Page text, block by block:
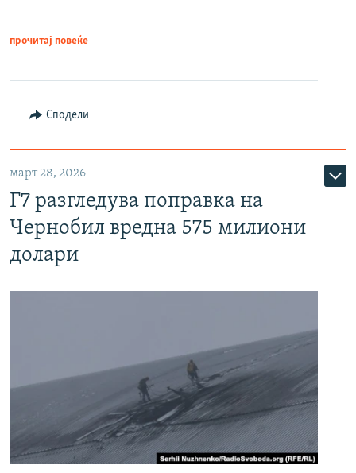
прочитај повеќе
Сподели
март 28, 2026
Г7 разгледува поправка на
Чернобил вредна 575 милиони
долари